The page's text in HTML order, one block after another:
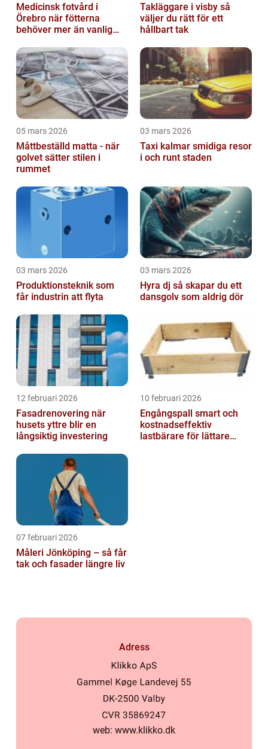
Medicinsk fotvård i
Örebro när fötterna
behöver mer än vanlig
Takläggare i visby så
väljer du rätt för ett
hållbart tak
05 mars 2026
Måttbeställd matta - när
golvet sätter stilen i
rummet
03 mars 2026
Taxi kalmar smidiga resor
i och runt staden
03 mars 2026
Produktionsteknik som
får industrin att flyta
03 mars 2026
Hyra dj så skapar du ett
dansgolv som aldrig dör
12 februari 2026
Fasadrenovering när
husets yttre blir en
långsiktig investering
10 februari 2026
Engångspall smart och
kostnadseffektiv
lastbärare för lättare
07 februari 2026
Måleri Jönköping – så får
tak och fasader längre liv
Adress
web: www.klikko.dk